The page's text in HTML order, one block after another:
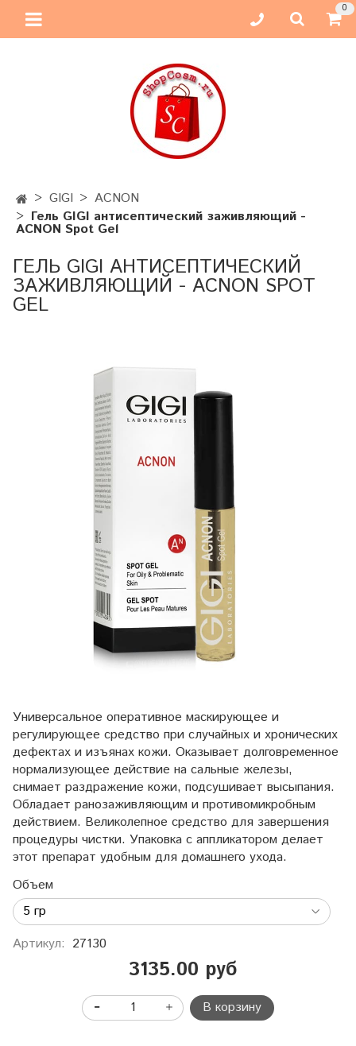
0
GIGI
ACNON
Гель GIGI антисептический заживляющий -
ACNON Spot Gel
ГЕЛЬ GIGI АНТИСЕПТИЧЕСКИЙ
ЗАЖИВЛЯЮЩИЙ - ACNON SPOT
GEL
Универсальное оперативное маскирующее и
регулирующее средство при случайных и хронических
дефектах и изъянах кожи. Оказывает долговременное
нормализующее действие на сальные железы,
снимает раздражение кожи, подсушивает высыпания.
Обладает ранозаживляющим и противомикробным
действием. Великолепное средство для завершения
процедуры чистки. Упаковка с аппликатором делает
этот препарат удобным для домашнего ухода.
Объем
Артикул: 27130
3135.00 руб
В корзину